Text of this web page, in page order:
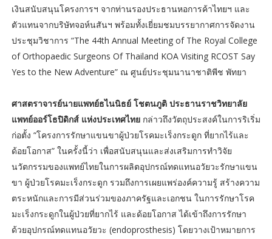
เงินสนับสนุนโครงการฯ จากท่านรองประธานหอการค้าไทยฯ และ
ตัวแทนจากบริษัทจอห์นสันฯ พร้อมทั้งเยี่ยมชมบรรยากาศการจัดงาน
ประชุมวิชาการ “The 44th Annual Meeting of The Royal College
of Orthopaedic Surgeons Of Thailand KOA Visiting RCOST Say
Yes to the New Adventure” ณ ศูนย์ประชุมนานาชาติพีช พัทยา
ศาสตราจารย์นายแพทย์ธไนนิธย์ โชตนภูติ ประธานราชวิทยาลัย
แพทย์ออร์โธปิดิกส์ แห่งประเทศไทยกล่าวถึงวัตถุประสงค์ในการริเริ่ม
ก่อตั้ง “โครงการรักษาแขนขาผู้ป่วยโรคมะเร็งกระดูก ที่ยากไร้และ
ด้อยโอกาส” ในครั้งนี้ว่า เพื่อสนับสนุนและส่งเสริมการทำวิจัย
นวัตกรรมของแพทย์ไทยในการผลิตอุปกรณ์ทดแทนอวัยวะรักษาแขน
ขา ผู้ป่วยโรคมะเร็งกระดูก รวมถึงการเผยแพร่องค์ความรู้ สร้างความ
ตระหนักและการมีส่วนร่วมของภาครัฐและเอกชน ในการรักษาโรค
มะเร็งกระดูกในผู้ป่วยที่ยากไร้ และด้อยโอกาส ได้เข้าถึงการรักษา
ด้วยอุปกรณ์ทดแทนอวัยวะ (endoprosthesis) โดยวางเป้าหมายการ